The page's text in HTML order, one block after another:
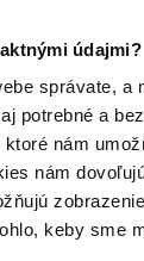
údajmi?
správate,
potrebné a
nám
nám
keby sme